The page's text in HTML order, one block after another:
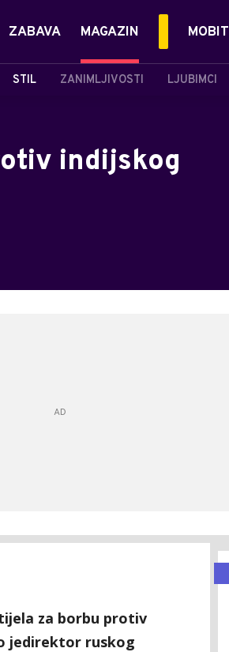
ZABAVA MAGAZIN
STIL ZANIMLJIVOSTI LJUBIMCI
MOBIT
indijskog
za borbu protiv
jedirektor ruskog